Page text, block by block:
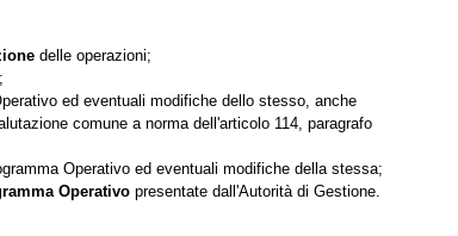
delle operazioni;
ed eventuali modifiche dello stesso, anche
comune a norma dell'articolo 114, paragrafo
Operativo ed eventuali modifiche della stessa;
Operativo presentate dall'Autorità di Gestione.